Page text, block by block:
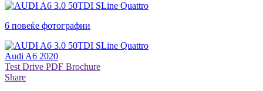
6 повеќе фотографии
Audi A6 2020
Test Drive PDF Brochure
Share